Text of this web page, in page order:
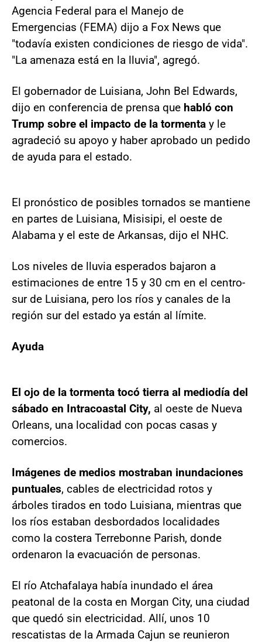
Agencia Federal para el Manejo de
Emergencias (FEMA) dijo a Fox News que
"todavía existen condiciones de riesgo de vida".
"La amenaza está en la lluvia", agregó.
El gobernador de Luisiana, John Bel Edwards,
dijo en conferencia de prensa que habló con
Trump sobre el impacto de la tormenta y le
agradeció su apoyo y haber aprobado un pedido
de ayuda para el estado.
El pronóstico de posibles tornados se mantiene
en partes de Luisiana, Misisipi, el oeste de
Alabama y el este de Arkansas, dijo el NHC.
Los niveles de lluvia esperados bajaron a
estimaciones de entre 15 y 30 cm en el centro-
sur de Luisiana, pero los ríos y canales de la
región sur del estado ya están al límite.
Ayuda
El ojo de la tormenta tocó tierra al mediodía del
sábado en Intracoastal City, al oeste de Nueva
Orleans, una localidad con pocas casas y
comercios.
Imágenes de medios mostraban inundaciones
puntuales, cables de electricidad rotos y
árboles tirados en todo Luisiana, mientras que
los ríos estaban desbordados localidades
como la costera Terrebonne Parish, donde
ordenaron la evacuación de personas.
El río Atchafalaya había inundado el área
peatonal de la costa en Morgan City, una ciudad
que quedó sin electricidad. Allí, unos 10
rescatistas de la Armada Cajun se reunieron